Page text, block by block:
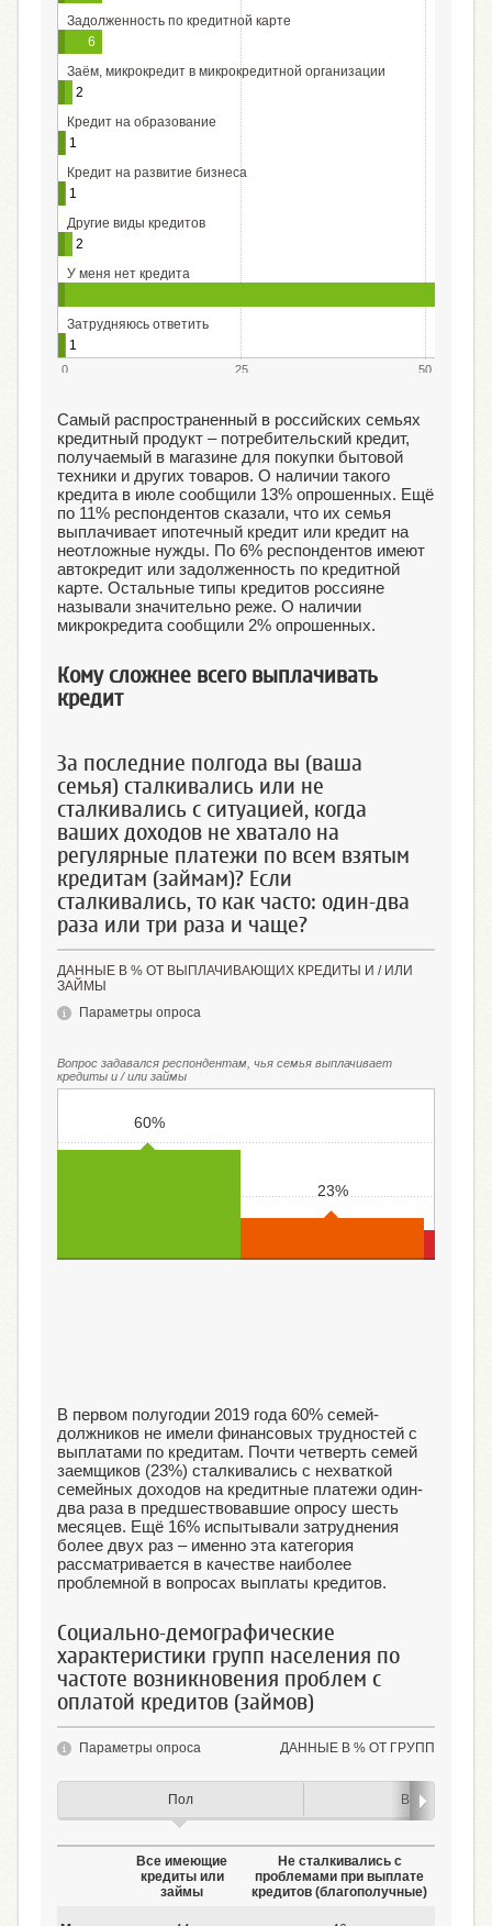
Задолженность по кредитной карте
6
Заём, микрокредит в микрокредитной организации
2
Кредит на образование
1
Кредит на развитие бизнеса
1
Другие виды кредитов
2
У меня нет кредита
Затрудняюсь ответить
1
0 25 50
Самый распространенный в российских семьях
кредитный продукт – потребительский кредит,
получаемый в магазине для покупки бытовой
техники и других товаров. О наличии такого
кредита в июле сообщили 13% опрошенных. Ещё
по 11% респондентов сказали, что их семья
выплачивает ипотечный кредит или кредит на
неотложные нужды. По 6% респондентов имеют
автокредит или задолженность по кредитной
карте. Остальные типы кредитов россияне
называли значительно реже. О наличии
микрокредита сообщили 2% опрошенных.
Кому сложнее всего выплачивать
кредит
За последние полгода вы (ваша
семья) сталкивались или не
сталкивались с ситуацией, когда
ваших доходов не хватало на
регулярные платежи по всем взятым
кредитам (займам)? Если
сталкивались, то как часто: один-два
раза или три раза и чаще?
ДАННЫЕ В % ОТ ВЫПЛАЧИВАЮЩИХ КРЕДИТЫ И / ИЛИ
ЗАЙМЫ
Параметры опроса
Вопрос задавался респондентам, чья семья выплачивает
кредиты и / или займы
60%
23%
В первом полугодии 2019 года 60% семей-
должников не имели финансовых трудностей с
выплатами по кредитам. Почти четверть семей
заемщиков (23%) сталкивались с нехваткой
семейных доходов на кредитные платежи один-
два раза в предшествовавшие опросу шесть
месяцев. Ещё 16% испытывали затруднения
более двух раз – именно эта категория
рассматривается в качестве наиболее
проблемной в вопросах выплаты кредитов.
Социально-демографические
характеристики групп населения по
частоте возникновения проблем с
оплатой кредитов (займов)
ДАННЫЕ В % ОТ ГРУПП
Параметры опроса
Пол Возраст
Все имеющие
кредиты или
займы
Не сталкивались с
проблемами при выплате
кредитов (благополучные)